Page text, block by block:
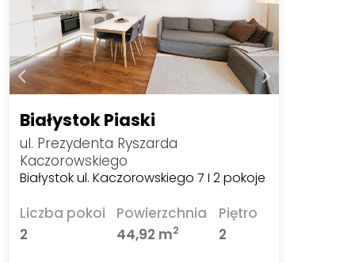
Białystok Piaski
ul. Prezydenta Ryszarda
Kaczorowskiego
Białystok ul. Kaczorowskiego 7 I 2 pokoje
Liczba pokoi
2
Powierzchnia
44,92 m2
Piętro
2